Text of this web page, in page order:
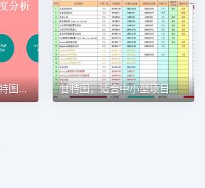
目标进度跟踪分析1甘特图excel模板 甘特图，适合中小型项目管理使用甘特图excel模板